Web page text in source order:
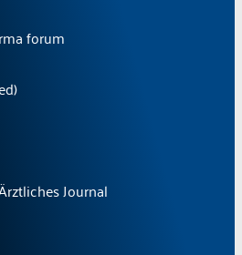
forum
Journal